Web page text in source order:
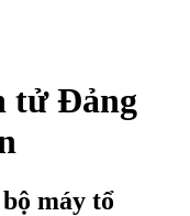
tử Đảng
máy tổ